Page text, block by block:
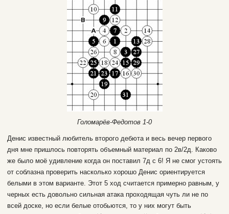
Голомарёв-Федотов 1-0
Денис известный любитель второго дебюта и весь вечер первого
дня мне пришлось повторять объемный материал по 2в/2д. Каково
же было моё удивление когда он поставил 7д с 6! Я не смог устоять
от соблазна проверить насколько хорошо Денис ориентируется
белыми в этом варианте. Этот 5 ход считается примерно равным, у
черных есть довольно сильная атака проходящая чуть ли не по
всей доске, но если белые отобьются, то у них могут быть